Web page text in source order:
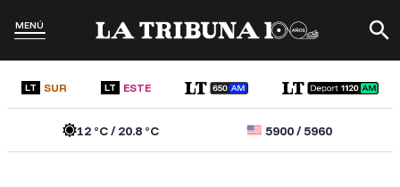
MENÚ
LT SUR LT ESTE
12 °C /20.8 °C 5900/5960